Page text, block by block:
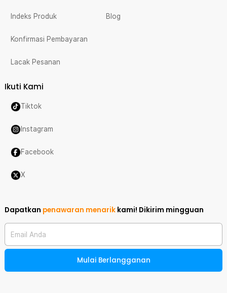
Indeks Produk
Konfirmasi Pembayaran
Lacak Pesanan
Blog
Ikuti Kami
Tiktok
Instagram
Facebook
X
Dapatkan penawaran menarik kami! Dikirim mingguan
Email Anda
Mulai Berlangganan